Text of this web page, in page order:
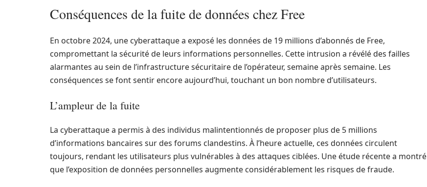
Conséquences de la fuite de données chez Free
En octobre 2024, une cyberattaque a exposé les données de 19 millions d’abonnés de Free,
compromettant la sécurité de leurs informations personnelles. Cette intrusion a révélé des failles
alarmantes au sein de l’infrastructure sécuritaire de l’opérateur, semaine après semaine. Les
conséquences se font sentir encore aujourd’hui, touchant un bon nombre d’utilisateurs.
L’ampleur de la fuite
La cyberattaque a permis à des individus malintentionnés de proposer plus de 5 millions
d’informations bancaires sur des forums clandestins. À l’heure actuelle, ces données circulent
toujours, rendant les utilisateurs plus vulnérables à des attaques ciblées. Une étude récente a montré
que l’exposition de données personnelles augmente considérablement les risques de fraude.